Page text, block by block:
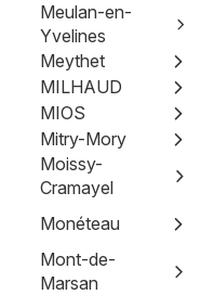
Meulan-en-
Yvelines
Meythet
MILHAUD
MIOS
Mitry-Mory
Moissy-
Cramayel
Monéteau
Mont-de-
Marsan